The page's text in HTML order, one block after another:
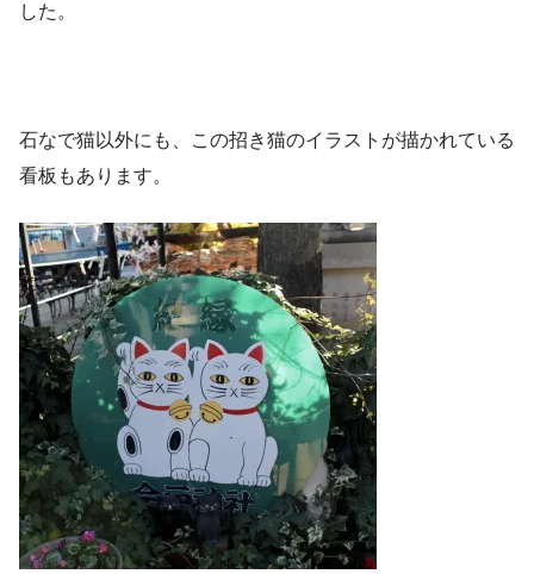
した。
石なで猫以外にも、この招き猫のイラストが描かれている
看板もあります。